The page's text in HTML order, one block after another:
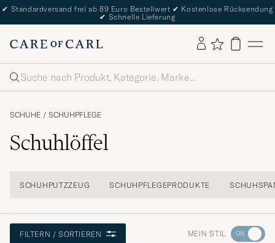
✔ Standardversand frei ab 89 Euro Bestellwert ✔ Kostenlose Rücksendung
✔ Schnelle Lieferung
Suche
SCHUHE / SCHUHPFLEGE
Schuhlöffel
SCHUHPUTZZEUG SCHUHPFLEGEPRODUKTE
FILTERN / SORTIEREN MEIN STIL Wechseln